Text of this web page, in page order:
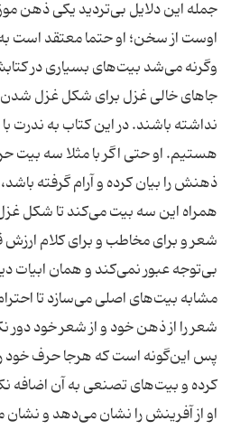
جمله این دلایل بی‌تردید یکی ذهن
اوست از سخن؛ او حتما معتقد است
وگرنه می‌شد بیت‌های بسیاری در
جاهای خالی غزل برای شکل غزل
نداشته باشند. در این کتاب به ندرت
هستیم. او حتی اگر با مثلا سه بیت
ذهنش را بیان کرده و آرام گرفته
همراه این سه بیت می‌کند تا شکل غزل
شعر و برای مخاطب و برای کلام
بی‌توجه عبور نمی‌کند و همان ابیات
مشابه بیت‌های اصلی می‌سازد تا
شعر را از ذهن خود و از شعر خود دور
پس این‌گونه است که هرجا حرف خود
کرده و بیت‌های تصنعی به آن اضافه
او از آفرینش را نشان می‌دهد و